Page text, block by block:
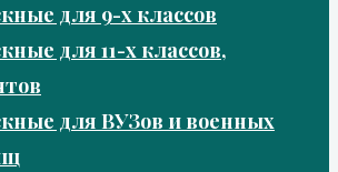
для 9-х классов
для 11-х классов,
для ВУЗов и военных